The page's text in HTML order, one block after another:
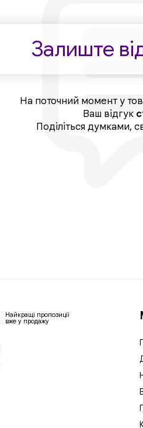
Залиште
На поточний момент у
Ваш відгук
Поділіться думками,
Найкращі пропозиції
вже у продажу